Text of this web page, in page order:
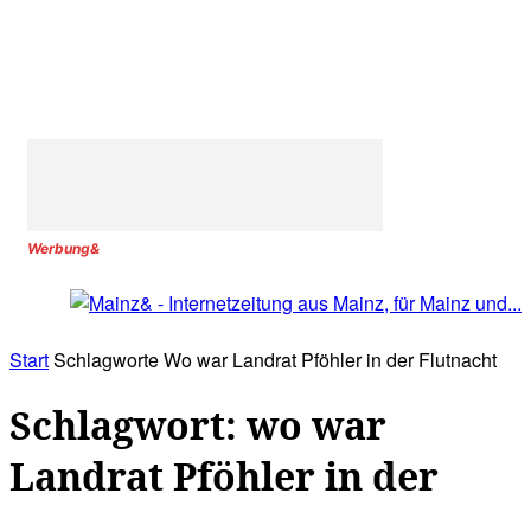
Werbung&
StartSchlagworteWo war Landrat Pföhler in der Flutnacht
Schlagwort: wo war
Landrat Pföhler in der